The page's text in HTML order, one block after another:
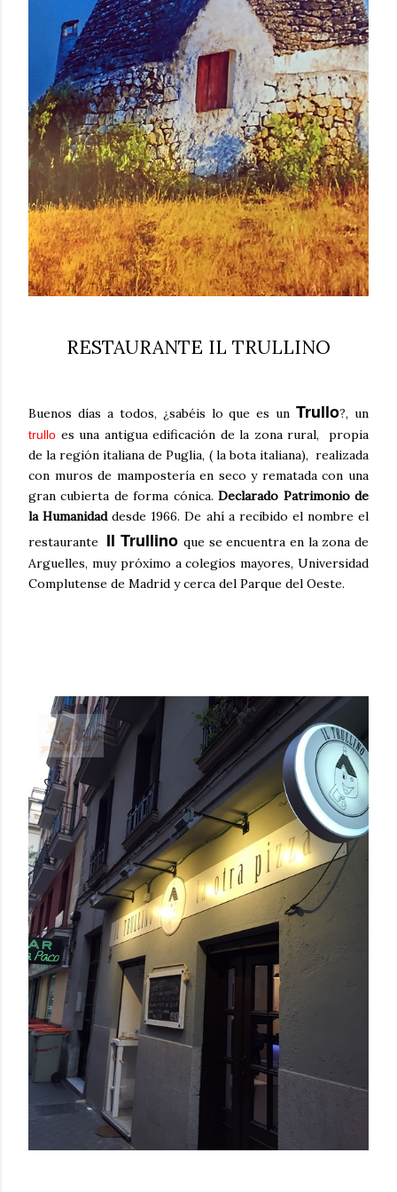
RESTAURANTE IL TRULLINO
Buenos días a todos, ¿sabéis lo que es unTrullo?,un
trullo es una antigua edificación de la zona rural, propia
de laregión italiana de Puglia, ( la bota italiana), realizada
con muros de mampostería en seco y rematada con una
gran cubierta de forma cónica.Declarado Patrimonio de
la Humanidaddesde 1966.De ahí a recibido el nombre el
restaurante Il Trullino que se encuentra en la zona de
Arguelles, muy próximo a colegios mayores, Universidad
Complutense de Madrid y cerca del Parque del Oeste.